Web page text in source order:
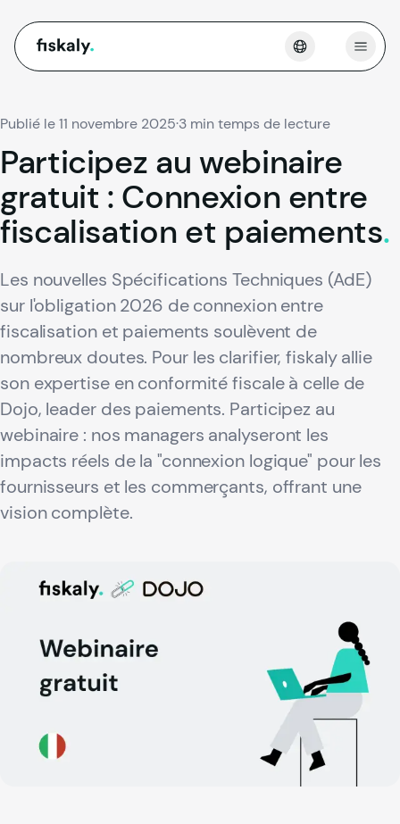
fiskaly.
Publié le 11 novembre 2025·3 min temps de lecture
Participez au webinaire
gratuit : Connexion entre
fiscalisation et paiements.
Les nouvelles Spécifications Techniques (AdE)
sur l'obligation 2026 de connexion entre
fiscalisation et paiements soulèvent de
nombreux doutes. Pour les clarifier, fiskaly allie
son expertise en conformité fiscale à celle de
Dojo, leader des paiements. Participez au
webinaire : nos managers analyseront les
impacts réels de la "connexion logique" pour les
fournisseurs et les commerçants, offrant une
vision complète.